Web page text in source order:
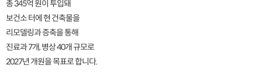
총 345억 원이 투입돼
보건소 터에 현 건축물을
리모델링과 증축을 통해
진료과 7개, 병상 40개 규모로
2027년 개원을 목표로 합니다.